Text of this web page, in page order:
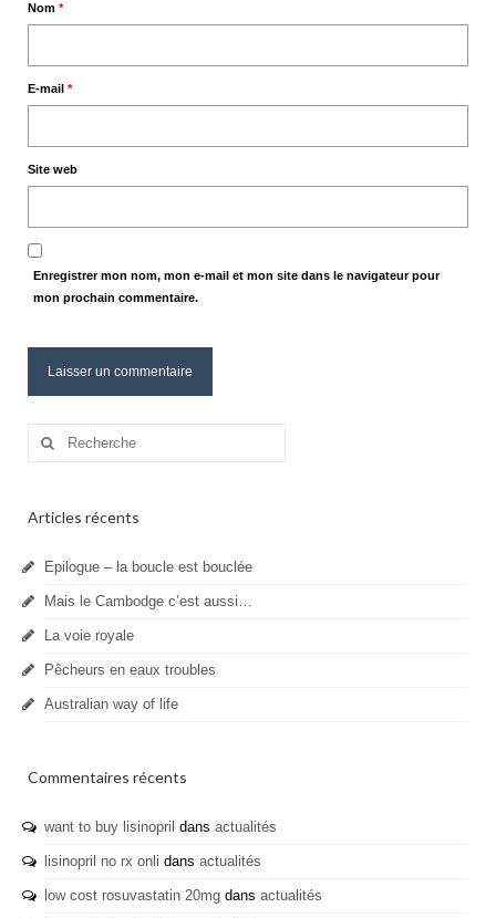
Nom *
E-mail *
Site web
Enregistrer mon nom, mon e-mail et mon site dans le navigateur pour
mon prochain commentaire.
Rechercher
Articles récents
Epilogue – la boucle est bouclée
Mais le Cambodge c’est aussi…
La voie royale
Pêcheurs en eaux troubles
Australian way of life
Commentaires récents
want to buy lisinopril dans actualités
lisinopril no rx onli dans actualités
low cost rosuvastatin 20mg dans actualités